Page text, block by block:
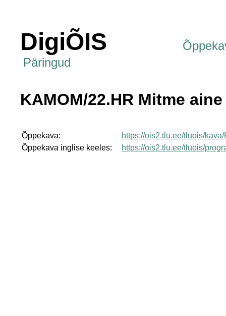
DigiÕIS
Päringud
KAMOM/22.HR Mitme
Õppekava:
https://ois2.tlu.ee/tluois/
Õppekava inglise keeles:
https://ois2.tlu.ee/tluois/